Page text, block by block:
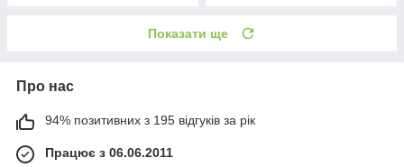
Показати ще
Про нас
94% позитивних з 195 відгуків за рік
Працює з 06.06.2011